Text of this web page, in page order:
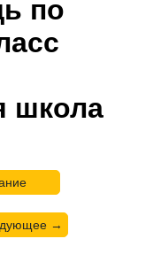
по
школа
→